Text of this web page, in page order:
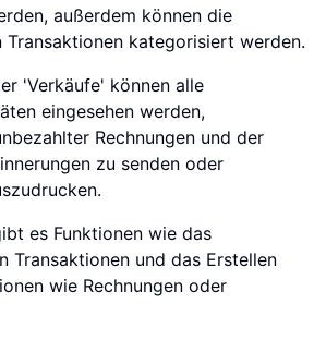
außerdem können die
Transaktionen kategorisiert werden.
'Verkäufe' können alle
eingesehen werden,
Rechnungen und der
zu senden oder
es Funktionen wie das
Transaktionen und das Erstellen
wie Rechnungen oder